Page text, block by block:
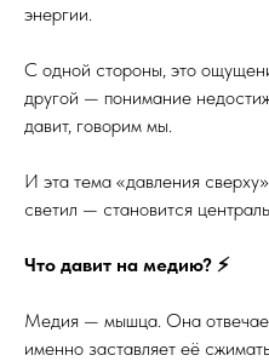
энергии.
С одной стороны, это
другой — понимание
давит, говорим мы.
И эта тема «давления
светил — становится
Что давит на медию? ⚡️
Медия — мышца. Она
именно заставляет её